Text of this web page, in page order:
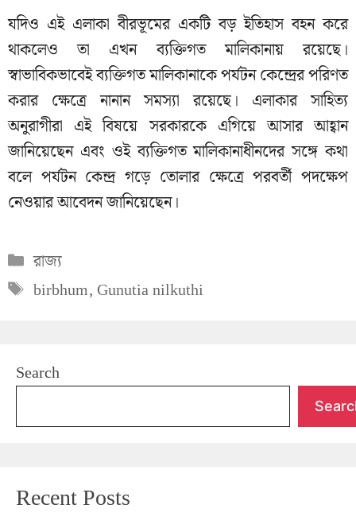
যদিও এই এলাকা বীরভূমের একটি বড় ইতিহাস বহন করে
থাকলেও তা এখন ব্যক্তিগত মালিকানায় রয়েছে।
স্বাভাবিকভাবেই ব্যক্তিগত মালিকানাকে পর্যটন কেন্দ্রের পরিণত
করার ক্ষেত্রে নানান সমস্যা রয়েছে। এলাকার সাহিত্য
অনুরাগীরা এই বিষয়ে সরকারকে এগিয়ে আসার আহ্বান
জানিয়েছেন এবং ওই ব্যক্তিগত মালিকানাধীনদের সঙ্গে কথা
বলে পর্যটন কেন্দ্র গড়ে তোলার ক্ষেত্রে পরবর্তী পদক্ষেপ
নেওয়ার আবেদন জানিয়েছেন।
Categories
রাজ্য
Tags
birbhum,Gunutia nilkuthi
Search
Recent Posts